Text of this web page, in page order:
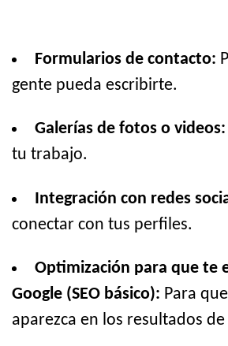
Formularios de contacto:
gente pueda escribirte.
Galerías de fotos o videos:
tu trabajo.
Integración con redes
conectar con tus perfiles.
Optimización para que te
Google (SEO básico): Para
aparezca en los resultados